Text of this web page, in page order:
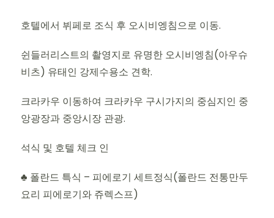
호텔에서 뷔페로 조식 후 오시비엥침으로 이동.
쉰들러리스트의 촬영지로 유명한 오시비엥침(아우슈
비츠) 유태인 강제수용소 견학.
크라카우 이동하여 크라카우 구시가지의 중심지인 중
앙광장과 중앙시장 관광.
석식 및 호텔 체크 인
♣ 폴란드 특식 – 피에로기 세트정식(폴란드 전통만두
요리 피에로기와 쥬렉스프)